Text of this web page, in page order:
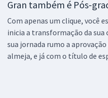
Gran também é Pós-
Com apenas um clique, você
inicia a transformação da
sua jornada rumo a
almeja, e já com o título de